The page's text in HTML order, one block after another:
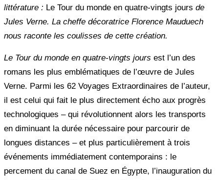
littérature : Le Tour du monde en quatre-vingts jours de
Jules Verne. La cheffe décoratrice Florence Mauduech
nous raconte les coulisses de cette création.
Le Tour du monde en quatre-vingts jours est l’un des
romans les plus emblématiques de l’œuvre de Jules
Verne. Parmi les 62 Voyages Extraordinaires de l’auteur,
il est celui qui fait le plus directement écho aux progrès
technologiques – qui révolutionnent alors les transports
en diminuant la durée nécessaire pour parcourir de
longues distances – et plus particulièrement à trois
événements immédiatement contemporains : le
percement du canal de Suez en Égypte, l’inauguration du